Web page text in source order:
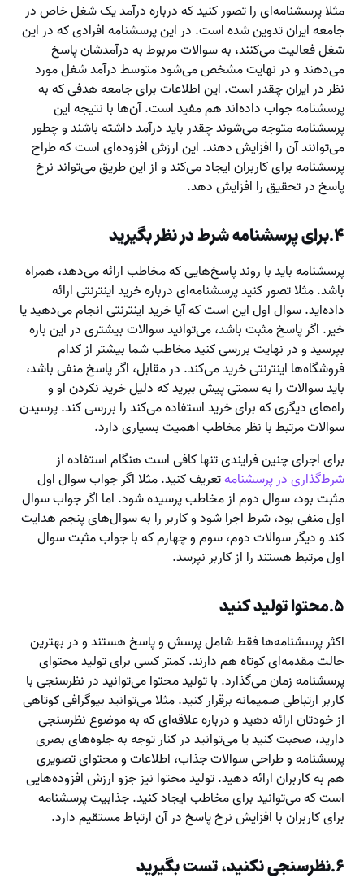
مثلا پرسشنامه‌ای را تصور کنید که درباره درآمد یک شغل خاص در
جامعه ایران تدوین شده است. در این پرسشنامه افرادی که در این
شغل فعالیت می‌کنند، به سوالات مربوط به درآمدشان پاسخ
می‌دهند و در نهایت مشخص می‌شود متوسط درآمد شغل مورد
نظر در ایران چقدر است. این اطلاعات برای جامعه هدفی که به
پرسشنامه جواب داده‌اند هم مفید است. آن‌ها با نتیجه این
پرسشنامه متوجه می‌شوند چقدر باید درآمد داشته باشند و چطور
می‌توانند آن را افزایش دهند. این ارزش افزوده‌ای است که طراح
پرسشنامه برای کاربران ایجاد می‌کند و از این طریق می‌تواند نرخ
پاسخ در تحقیق را افزایش دهد.
۴.برای پرسشنامه شرط در نظر بگیرید
پرسشنامه باید با روند پاسخ‌هایی که مخاطب ارائه می‌دهد، همراه
باشد. مثلا تصور کنید پرسشنامه‌ای درباره خرید اینترنتی ارائه
داده‌اید. سوال اول این است که آیا خرید اینترنتی انجام می‌دهید یا
خیر. اگر پاسخ مثبت باشد، می‌توانید سوالات بیشتری در این باره
بپرسید و در نهایت بررسی کنید مخاطب شما بیشتر از کدام
فروشگاه‌ها اینترنتی خرید می‌کند. در مقابل، اگر پاسخ منفی باشد،
باید سوالات را به سمتی پیش ببرید که دلیل خرید نکردن او و
راه‌های دیگری که برای خرید استفاده می‌کند را بررسی کند. پرسیدن
سوالات مرتبط با نظر مخاطب اهمیت بسیاری دارد.
برای اجرای چنین فرایندی تنها کافی است هنگام استفاده از
شرط‌گذاری در پرسشنامهتعریف کنید. مثلا اگر جواب سوال اول
مثبت بود، سوال دوم از مخاطب پرسیده شود. اما اگر جواب سوال
اول منفی بود، شرط اجرا شود و کاربر را به سوال‌های پنجم هدایت
کند و دیگر سوالات دوم، سوم و چهارم که با جواب مثبت سوال
اول مرتبط هستند را از کاربر نپرسد.
۵.محتوا تولید کنید
اکثر پرسشنامه‌ها فقط شامل پرسش و پاسخ هستند و در بهترین
حالت مقدمه‌ای کوتاه هم دارند. کمتر کسی برای تولید محتوای
پرسشنامه زمان می‌گذارد. با تولید محتوا می‌توانید در نظرسنجی با
کاربر ارتباطی صمیمانه برقرار کنید. مثلا می‌توانید بیوگرافی کوتاهی
از خودتان ارائه دهید و درباره علاقه‌ای که به موضوع نظرسنجی
دارید، صحبت کنید یا می‌توانید در کنار توجه به جلوه‌های بصری
پرسشنامه و طراحی سوالات جذاب،‌ اطلاعات و محتوای تصویری
هم به کاربران ارائه دهید. تولید محتوا نیز جزو ارزش افزوده‌هایی
است که می‌توانید برای مخاطب ایجاد کنید. جذابیت پرسشنامه
برای کاربران با افزایش نرخ پاسخ در آن ارتباط مستقیم دارد.
۶.نظرسنجی نکنید، تست بگیرید